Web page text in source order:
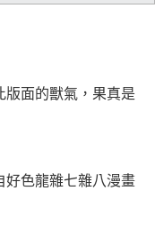
版面的獸氣，果真是
好色龍雜七雜八漫畫